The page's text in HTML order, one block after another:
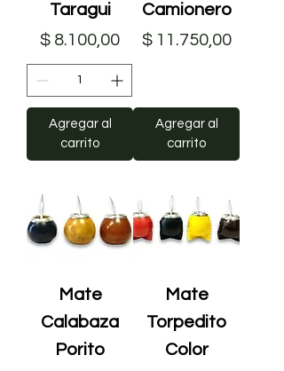
Taragui
Precio
$ 8.100,00
Agregar al
carrito
Camionero
Precio
$ 11.750,00
Agregar al
carrito
Mate
Calabaza
Porito
Mate
Torpedito
Color